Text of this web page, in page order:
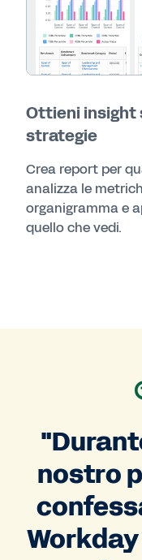
Ottieni insight
strategie
Crea report per
analizza le
organigramma e
quello che vedi.
nostro